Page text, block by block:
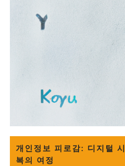
개인정보 피로감: 디지털
복의 여정